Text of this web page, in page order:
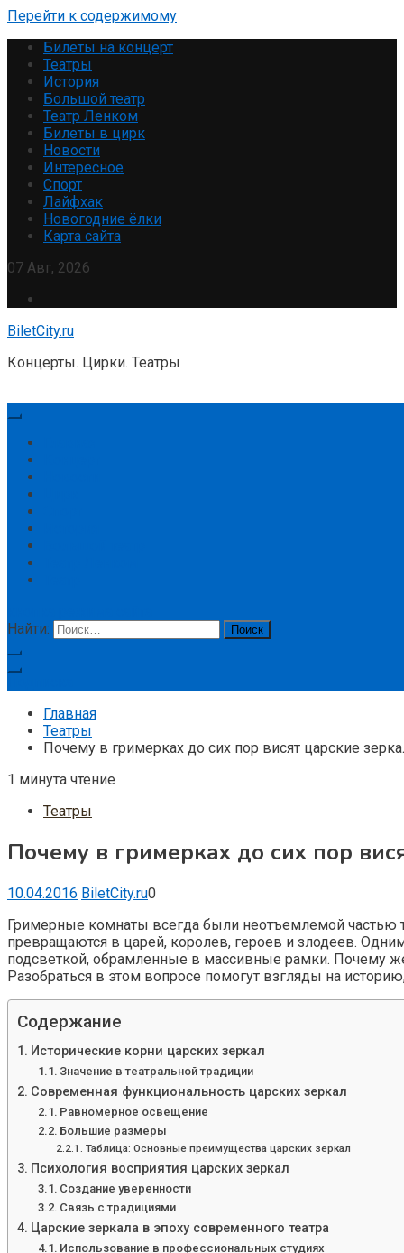
Перейти к содержимому
Билеты на концерт
Театры
История
Большой театр
Театр Ленком
Билеты в цирк
Новости
Интересное
Спорт
Лайфхак
Новогодние ёлки
Карта сайта
07 Авг, 2026
BiletCity.ru
Концерты. Цирки. Театры
Найти:
Главная
Театры
Почему в гримерках до сих пор висят царские
1 минута чтение
Театры
Почему в гримерках до сих пор
10.04.2016 BiletCity.ru0
Гримерные комнаты всегда были неотъемлемой частью
превращаются в царей, королев, героев и злодеев.
подсветкой, обрамленные в массивные рамки. Почему
Разобраться в этом вопросе помогут взгляды на
Содержание
Исторические корни царских зеркал
Значение в театральной традиции
Современная функциональность царских зеркал
Равномерное освещение
Большие размеры
Таблица: Основные преимущества царских зеркал
Психология восприятия царских зеркал
Создание уверенности
Связь с традициями
Царские зеркала в эпоху современного театра
Использование в профессиональных студиях